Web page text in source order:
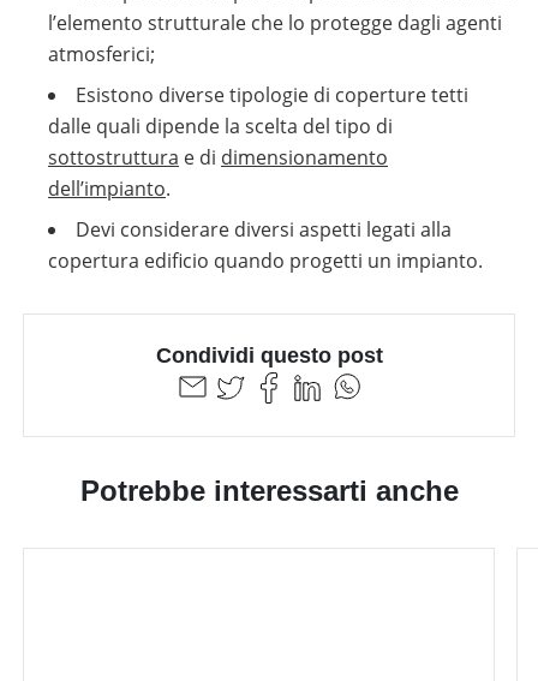
l’elemento strutturale che lo protegge dagli agenti
atmosferici;
Esistono diverse tipologie di coperture tetti
dalle quali dipende la scelta del tipo di
sottostruttura e di dimensionamento
dell’impianto.
Devi considerare diversi aspetti legati alla
copertura edificio quando progetti un impianto.
Condividi questo post
Potrebbe interessarti anche